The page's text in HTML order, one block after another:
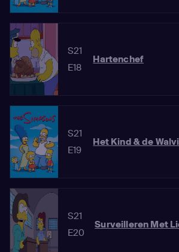
S21
E18
Hartenchef
S21
E19
Het Kind & de
S21
E20
Surveilleren Met